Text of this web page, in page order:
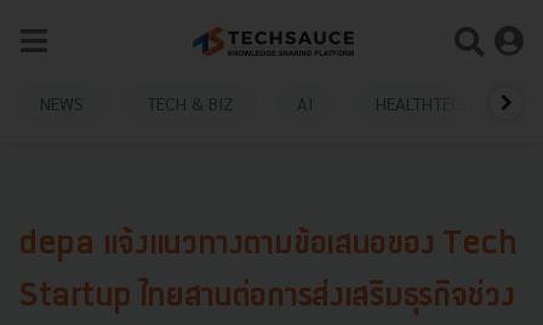
NEWS TECH & BIZ AI HEALTHTECH
depa แจ้งแนวทางตามข้อเสนอของ Tech
Startup ไทยสานต่อการส่งเสริมธุรกิจช่วง